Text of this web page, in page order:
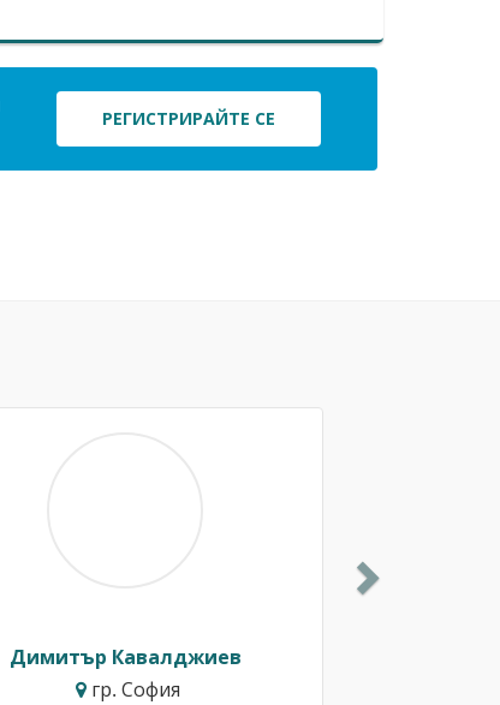
РЕГИСТРИРАЙТЕ СЕ
Димитър Кавалджиев
гр. София